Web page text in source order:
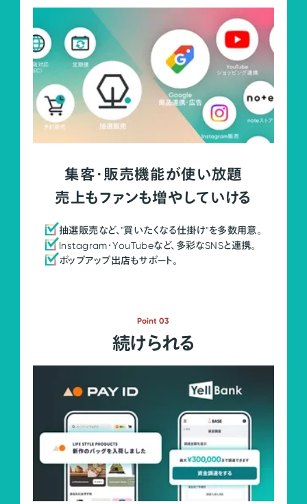
集客・販売機能が使い放題
売上もファンも増やしていける
抽選販売など、"買いたくなる仕掛け"を多数用意。
Instagram・YouTubeなど、多彩なSNSと連携。
ポップアップ出店もサポート。
Point 03
続けられる